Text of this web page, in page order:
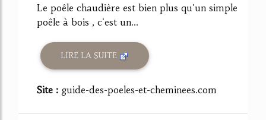
Le poêle chaudière est bien plus qu'un simple
poêle à bois , c'est un...
LIRE LA SUITE
Site : guide-des-poeles-et-cheminees.com